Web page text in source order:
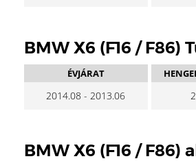
BMW X6 (F16 / F86)
ÉVJÁRAT
2014.08 - 2013.06
BMW X6 (F16 / F86)